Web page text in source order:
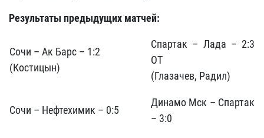
Результаты предыдущих матчей:
Сочи – Ак Барс – 1:2
(Костицын)
Спартак – Лада – 2:3
ОТ
(Глазачев, Радил)
Сочи – Нефтехимик – 0:5
Динамо Мск – Спартак
– 3:0